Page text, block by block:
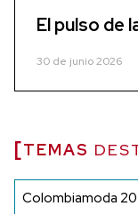
El pulso de
30 de junio 2026
TEMAS
Colombiamoda